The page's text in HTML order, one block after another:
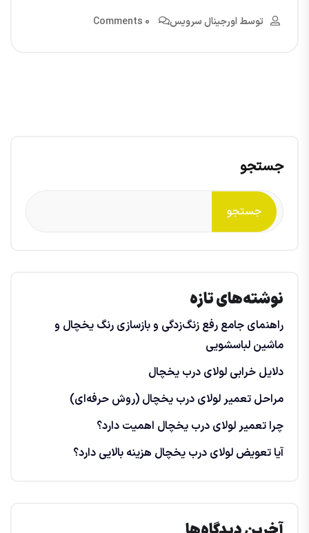
توسط اورجینال سرویس 0 Comments
جستجو
جستجو
نوشته‌های تازه
راهنمای جامع رفع زنگ‌زدگی و بازسازی رنگ یخچال و
ماشین لباسشویی
دلایل خرابی لولای درب یخچال
مراحل تعمیر لولای درب یخچال (روش حرفه‌ای)
چرا تعمیر لولای درب یخچال اهمیت دارد؟
آیا تعویض لولای درب یخچال هزینه بالایی دارد؟